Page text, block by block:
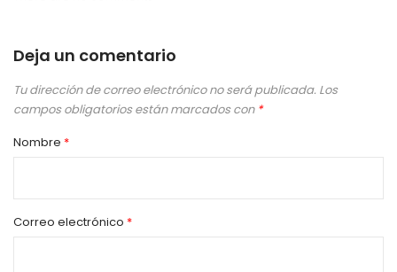
Deja un comentario
Tu dirección de correo electrónico no será publicada. Los
campos obligatorios están marcados con *
Nombre *
Correo electrónico *